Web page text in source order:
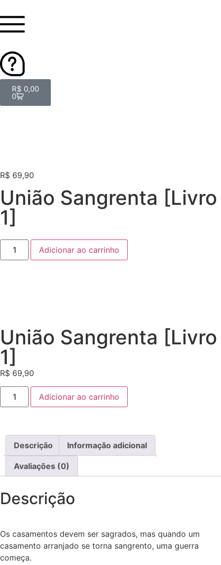
R$ 0,00
0
R$ 69,90
União Sangrenta [Livro
1]
Adicionar ao carrinho
União Sangrenta [Livro
1]
R$ 69,90
Adicionar ao carrinho
Descrição Informação adicional
Avaliações (0)
Descrição
Os casamentos devem ser sagrados, mas quando um
casamento arranjado se torna sangrento, uma guerra
começa.